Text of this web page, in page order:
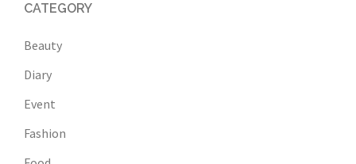
CATEGORY
Beauty
Diary
Event
Fashion